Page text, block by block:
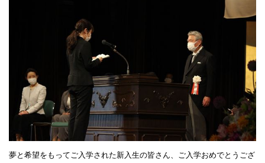
夢と希望をもってご入学された新入生の皆さん、ご入学おめでとうござ